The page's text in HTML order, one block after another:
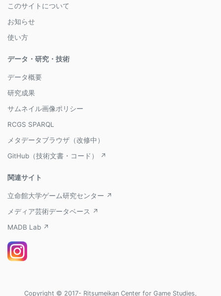
このサイトについて
お知らせ
使い方
データ・研究・技術
データ概要
研究成果
サムネイル画像ポリシー
RCGS SPARQL
メタデータブラウザ（改修中）
GitHub（技術文書・コード） ↗
関連サイト
立命館大学ゲーム研究センター ↗
メディア芸術データベース ↗
MADB Lab ↗
Copyright © 2017- Ritsumeikan Center for Game Studies,